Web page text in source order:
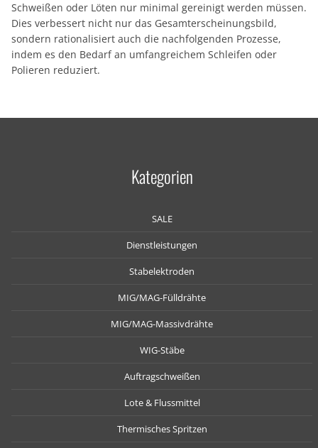
Schweißen oder Löten nur minimal gereinigt werden müssen.
Dies verbessert nicht nur das Gesamterscheinungsbild,
sondern rationalisiert auch die nachfolgenden Prozesse,
indem es den Bedarf an umfangreichem Schleifen oder
Polieren reduziert.
Kategorien
SALE
Dienstleistungen
Stabelektroden
MIG/MAG-Fülldrähte
MIG/MAG-Massivdrähte
WIG-Stäbe
Auftragschweißen
Lote & Flussmittel
Thermisches Spritzen